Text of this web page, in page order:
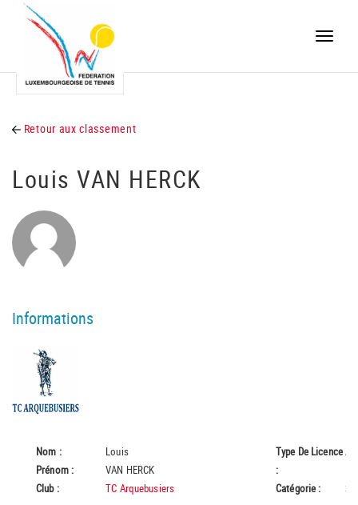
Toggle
Retour aux classement
Louis VAN HERCK
Informations
Nom :
Louis
Prénom :
VAN HERCK
Club :
TC Arquebusiers
Type De Licence
:
A
Catégorie :